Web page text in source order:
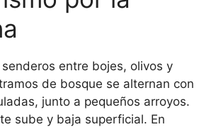
entre bojes, olivos y
de bosque se alternan con
junto a pequeños arroyos.
sube y baja superficial. En